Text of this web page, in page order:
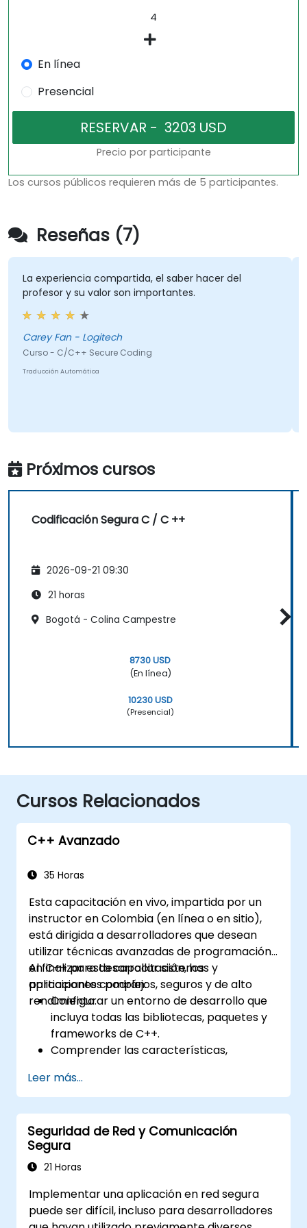
En línea
Presencial
Precio por participante
Los cursos públicos requieren más de 5 participantes.
Reseñas (7)
compartida, el saber hacer del
su valor son importantes.
Fan - Logitech
Secure Coding
Próximos cursos
Codificación Segura C / C ++
2026-09-21 09:30
21 horas
Bogotá - Colina Campestre
8730 USD
(En línea)
10230 USD
(Presencial)
Cursos Relacionados
C++ Avanzado
35 Horas
Esta capacitación en vivo, impartida por un
instructor en Colombia (en línea o en sitio),
está dirigida a desarrolladores que desean
utilizar técnicas avanzadas de programación
en C++ para desarrollar sistemas y
aplicaciones complejos, seguros y de alto
rendimiento.
Al finalizar esta capacitación, los
participantes podrán:
Configurar un entorno de desarrollo que
incluya todas las bibliotecas, paquetes y
frameworks de C++.
Comprender las características,
C++.
Crear aplicaciones complejas en C++
utilizando técnicas de programación
avanzadas.
Aprender a escribir código legible, rápido
y seguro en C++.
seguridad comunes en el lenguaje C++ y
cómo mitigarlas.
Leer más...
Seguridad de Red y Comunicación
Segura
21 Horas
Implementar una aplicación en red segura
puede ser difícil, incluso para desarrolladores